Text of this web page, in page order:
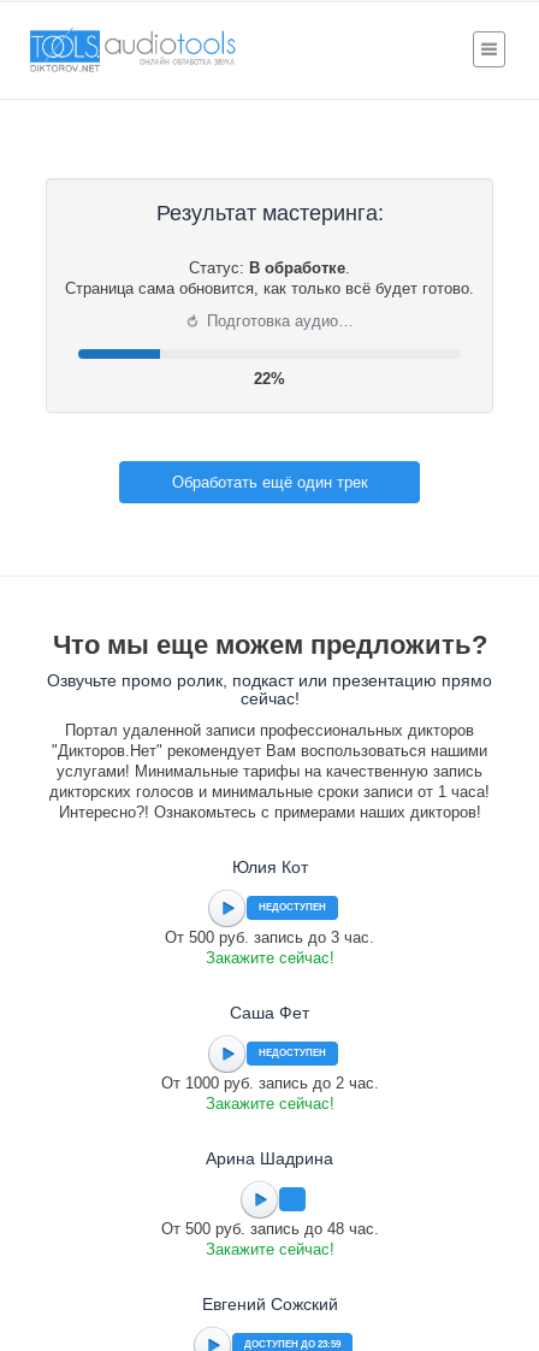
Результат мастеринга:
Статус: В обработке.
Страница сама обновится, как только всё будет готово.
⟳ Подготовка аудио…
22%
Обработать ещё один трек
Что мы еще можем предложить?
Озвучьте промо ролик, подкаст или презентацию прямо
сейчас!
Портал удаленной записи профессиональных дикторов
"Дикторов.Нет" рекомендует Вам воспользоваться нашими
услугами! Минимальные тарифы на качественную запись
дикторских голосов и минимальные сроки записи от 1 часа!
Интересно?! Ознакомьтесь с примерами наших дикторов!
Юлия Кот
НЕДОСТУПЕН
От 500 руб. запись до 3 час.
Закажите сейчас!
Саша Фет
НЕДОСТУПЕН
От 1000 руб. запись до 2 час.
Закажите сейчас!
Арина Шадрина
От 500 руб. запись до 48 час.
Закажите сейчас!
Евгений Сожский
ДОСТУПЕН ДО 23:59